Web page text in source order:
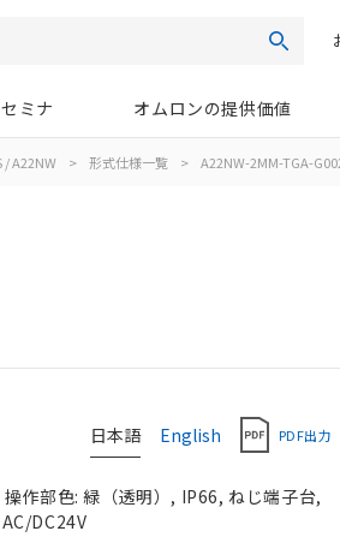
検索
セミナ オムロンの提供価値
/ A22NW > 形式仕様一覧 > A22NW-2MM-TGA-
日本語 English PDF出力
作部色: 緑（透明）, IP66, ねじ端子台,
DC24V